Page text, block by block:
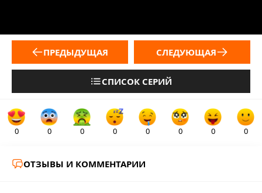
ПРЕДЫДУЩАЯ
СПИСОК СЕРИЙ
СЛЕДУЮЩАЯ
0 0 0 0 0 0 0 0
ОТЗЫВЫ И КОММЕНТАРИИ